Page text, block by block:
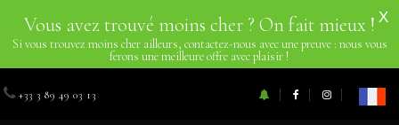
X
Vous avez trouvé moins cher ? On fait mieux !
Si vous trouvez moins cher ailleurs, contactez-nous avec une preuve : nous vous
ferons une meilleure offre avec plaisir !
+33 3 89 49 03 13